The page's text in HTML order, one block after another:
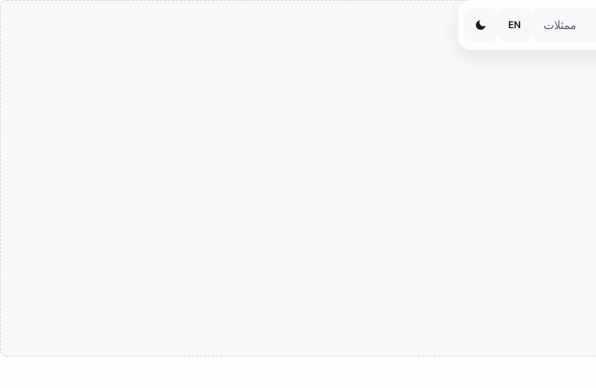
ممثلات EN